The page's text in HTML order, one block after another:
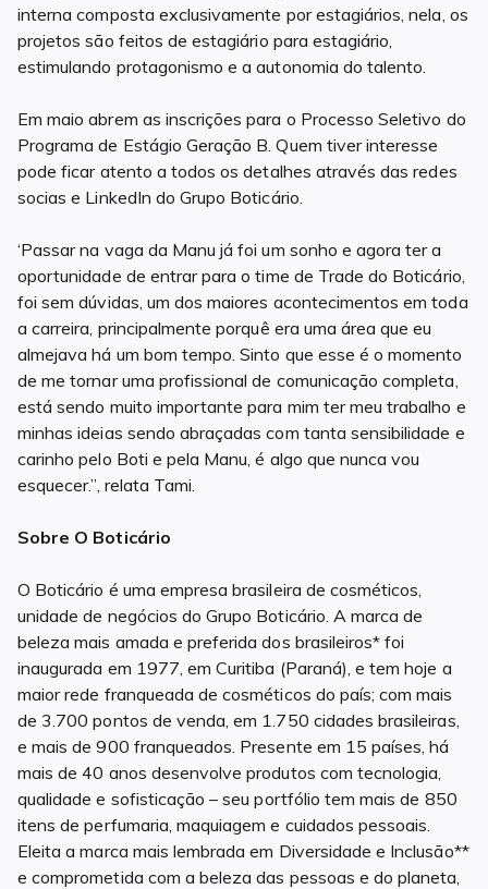
interna composta exclusivamente por estagiários, nela, os
projetos são feitos de estagiário para estagiário,
estimulando protagonismo e a autonomia do talento.
Em maio abrem as inscrições para o Processo Seletivo do
Programa de Estágio Geração B. Quem tiver interesse
pode ficar atento a todos os detalhes através das redes
socias e LinkedIn do Grupo Boticário.
‘Passar na vaga da Manu já foi um sonho e agora ter a
oportunidade de entrar para o time de Trade do Boticário,
foi sem dúvidas, um dos maiores acontecimentos em toda
a carreira, principalmente porquê era uma área que eu
almejava há um bom tempo. Sinto que esse é o momento
de me tornar uma profissional de comunicação completa,
está sendo muito importante para mim ter meu trabalho e
minhas ideias sendo abraçadas com tanta sensibilidade e
carinho pelo Boti e pela Manu, é algo que nunca vou
esquecer.’’, relata Tami.
Sobre O Boticário
O Boticário é uma empresa brasileira de cosméticos,
unidade de negócios do Grupo Boticário. A marca de
beleza mais amada e preferida dos brasileiros* foi
inaugurada em 1977, em Curitiba (Paraná), e tem hoje a
maior rede franqueada de cosméticos do país; com mais
de 3.700 pontos de venda, em 1.750 cidades brasileiras,
e mais de 900 franqueados. Presente em 15 países, há
mais de 40 anos desenvolve produtos com tecnologia,
qualidade e sofisticação – seu portfólio tem mais de 850
itens de perfumaria, maquiagem e cuidados pessoais.
Eleita a marca mais lembrada em Diversidade e Inclusão**
e comprometida com a beleza das pessoas e do planeta,